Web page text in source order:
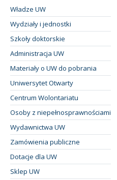
Władze UW
Wydziały i jednostki
Szkoły doktorskie
Administracja UW
Materiały o UW do pobrania
Uniwersytet Otwarty
Centrum Wolontariatu
Osoby z niepełnosprawnościami
Wydawnictwa UW
Zamówienia publiczne
Dotacje dla UW
Sklep UW